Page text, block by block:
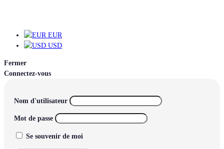
EUR
USD
Fermer
Connectez-vous
Nom d'utilisateur
Mot de passe
Se souvenir de moi